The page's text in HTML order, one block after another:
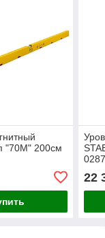
"70М" 200см
22